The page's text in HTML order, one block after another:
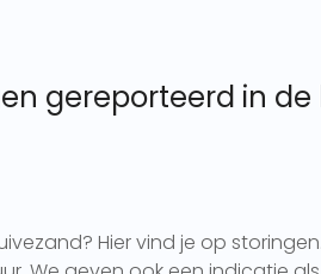
gereporteerd in
Hier vind je op